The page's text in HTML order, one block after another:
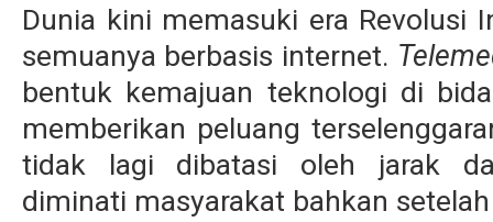
Dunia kini memasuki era Revolusi
semuanya berbasis internet.
bentuk kemajuan teknologi di
memberikan peluang
tidak lagi dibatasi oleh jarak
diminati masyarakat bahkan